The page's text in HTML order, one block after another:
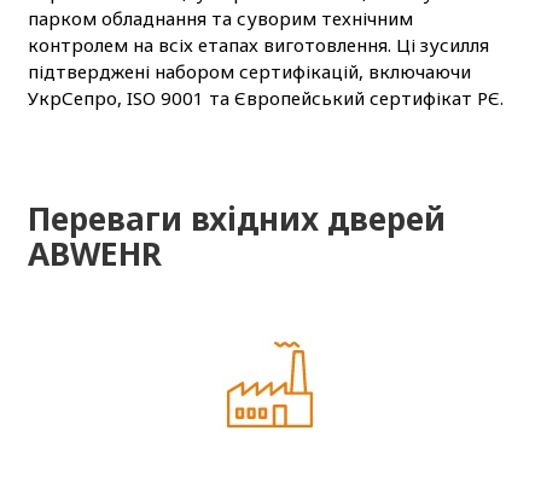
парком обладнання та суворим технічним
контролем на всіх етапах виготовлення. Ці зусилля
підтверджені набором сертифікацій, включаючи
УкрСепро, ISO 9001 та Європейський сертифікат РЄ.
Переваги вхідних дверей
ABWEHR